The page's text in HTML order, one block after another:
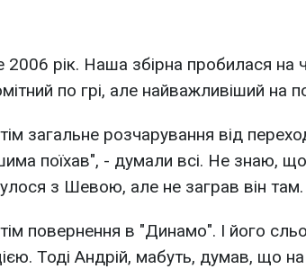
рік. Наша збірна пробилася на
по грі, але найважливіший на
загальне розчарування від
поїхав", - думали всі. Не знаю,
з Шевою, але не заграв він
повернення в "Динамо". І його
Тоді Андрій, мабуть, думав, що на